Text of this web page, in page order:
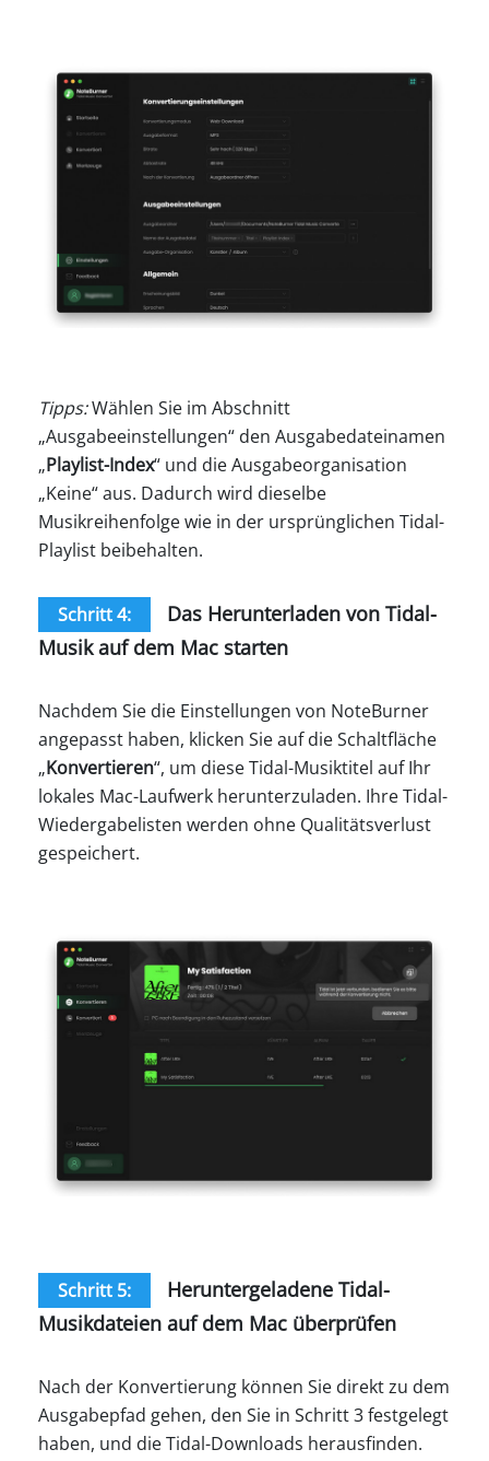
Tipps:Wählen Sie im Abschnitt
„Ausgabeeinstellungen“ den Ausgabedateinamen
„Playlist-Index“ und die Ausgabeorganisation
„Keine“ aus. Dadurch wird dieselbe
Musikreihenfolge wie in der ursprünglichen Tidal-
Playlist beibehalten.
Schritt 4:
Das Herunterladen von Tidal-
Musik auf dem Mac starten
Nachdem Sie die Einstellungen von NoteBurner
angepasst haben, klicken Sie auf die Schaltfläche
„Konvertieren“, um diese Tidal-Musiktitel auf Ihr
lokales Mac-Laufwerk herunterzuladen. Ihre Tidal-
Wiedergabelisten werden ohne Qualitätsverlust
gespeichert.
Schritt 5:
Heruntergeladene Tidal-
Musikdateien auf dem Mac überprüfen
Nach der Konvertierung können Sie direkt zu dem
Ausgabepfad gehen, den Sie in Schritt 3 festgelegt
haben, und die Tidal-Downloads herausfinden.